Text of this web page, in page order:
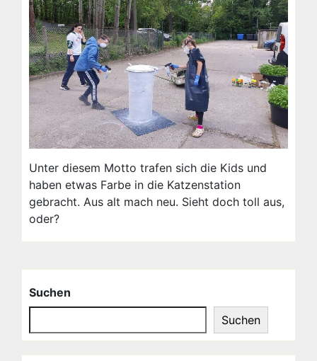
Unter diesem Motto trafen sich die Kids und
haben etwas Farbe in die Katzenstation
gebracht. Aus alt mach neu. Sieht doch toll aus,
oder?
Suchen
Suchen